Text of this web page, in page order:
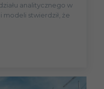
analitycznego w
modeli stwierdził, że